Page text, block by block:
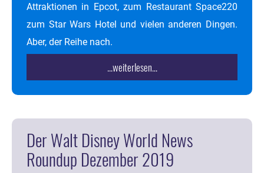
Attraktionen in Epcot, zum Restaurant Space220
zum Star Wars Hotel und vielen anderen Dingen.
Aber, der Reihe nach.
...weiterlesen...
Der Walt Disney World News
Roundup Dezember 2019